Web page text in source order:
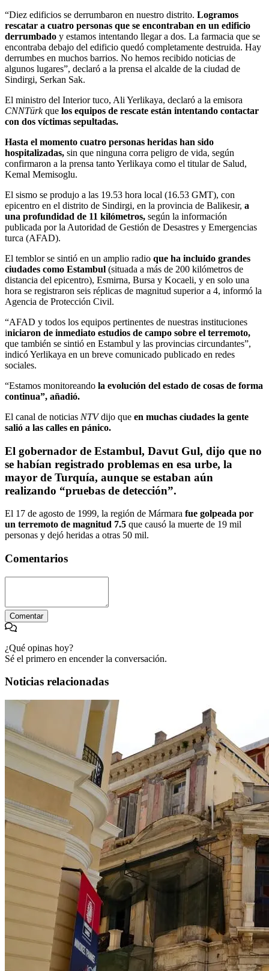
“Diez edificios se derrumbaron en nuestro distrito. Logramos
rescatar a cuatro personas que se encontraban en un edificio
derrumbado y estamos intentando llegar a dos. La farmacia que se
encontraba debajo del edificio quedó completamente destruida. Hay
derrumbes en muchos barrios. No hemos recibido noticias de
algunos lugares”, declaró a la prensa el alcalde de la ciudad de
Sindirgi, Serkan Sak.
El ministro del Interior tuco, Ali Yerlikaya, declaró a la emisora
CNNTürkque los equipos de rescate están intentando contactar
con dos víctimas sepultadas.
Hasta el momento cuatro personas heridas han sido
hospitalizadas, sin que ninguna corra peligro de vida, según
confirmaron a la prensa tanto Yerlikaya como el titular de Salud,
Kemal Memisoglu.
El sismo se produjo a las 19.53 hora local (16.53 GMT), con
epicentro en el distrito de Sindirgi, en la provincia de Balikesir, a
una profundidad de 11 kilómetros, según la información
publicada por la Autoridad de Gestión de Desastres y Emergencias
turca (AFAD).
El temblor se sintió en un amplio radio que ha incluido grandes
ciudades como Estambul (situada a más de 200 kilómetros de
distancia del epicentro), Esmirna, Bursa y Kocaeli, y en solo una
hora se registraron seis réplicas de magnitud superior a 4, informó la
Agencia de Protección Civil.
“AFAD y todos los equipos pertinentes de nuestras instituciones
iniciaron de inmediato estudios de campo sobre el terremoto,
que también se sintió en Estambul y las provincias circundantes”,
indicó Yerlikaya en un breve comunicado publicado en redes
sociales.
“Estamos monitoreando la evolución del estado de cosas de forma
continua”, añadió.
El canal de noticias NTVdijo que en muchas ciudades la gente
salió a las calles en pánico.
El gobernador de Estambul, Davut Gul, dijo que no
se habían registrado problemas en esa urbe, la
mayor de Turquía, aunque se estaban aún
realizando “pruebas de detección”.
El 17 de agosto de 1999, la región de Mármara fue golpeada por
un terremoto de magnitud 7.5 que causó la muerte de 19 mil
personas y dejó heridas a otras 50 mil.
Comentarios
Comentar
¿Qué opinas hoy?
Sé el primero en encender la conversación.
Noticias relacionadas